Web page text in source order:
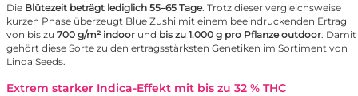
Die Blütezeit beträgt lediglich 55–65 Tage. Trotz dieser vergleichsweise
kurzen Phase überzeugt Blue Zushi mit einem beeindruckenden Ertrag
von bis zu 700 g/m² indoor und bis zu 1.000 g pro Pflanze outdoor. Damit
gehört diese Sorte zu den ertragsstärksten Genetiken im Sortiment von
Linda Seeds.
Extrem starker Indica-Effekt mit bis zu 32 % THC